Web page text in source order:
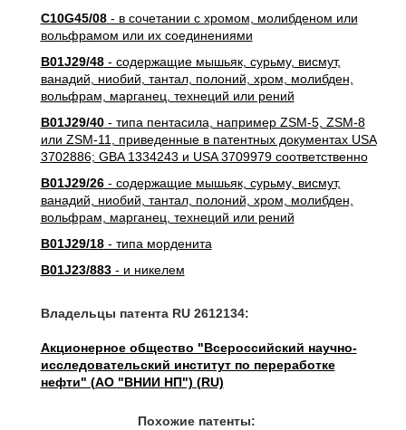
C10G45/08- в сочетании с хромом, молибденом или
вольфрамом или их соединениями
B01J29/48- содержащие мышьяк, сурьму, висмут,
ванадий, ниобий, тантал, полоний, хром, молибден,
вольфрам, марганец, технеций или рений
B01J29/40- типа пентасила, например ZSM-5, ZSM-8
или ZSM-11, приведенные в патентных документах USA
3702886; GBA 1334243 и USA 3709979 соответственно
B01J29/26- содержащие мышьяк, сурьму, висмут,
ванадий, ниобий, тантал, полоний, хром, молибден,
вольфрам, марганец, технеций или рений
B01J29/18- типа морденита
B01J23/883- и никелем
Владельцы патента RU 2612134:
Акционерное общество "Всероссийский научно-
исследовательский институт по переработке
нефти" (АО "ВНИИ НП") (RU)
Похожие патенты: